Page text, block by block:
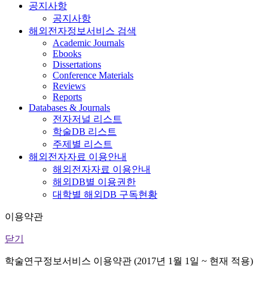
공지사항
공지사항
해외전자정보서비스 검색
Academic Journals
Ebooks
Dissertations
Conference Materials
Reviews
Reports
Databases & Journals
전자저널 리스트
학술DB 리스트
주제별 리스트
해외전자자료 이용안내
해외전자자료 이용안내
해외DB별 이용권한
대학별 해외DB 구독현황
이용약관
닫기
학술연구정보서비스 이용약관 (2017년 1월 1일 ~ 현재 적용)